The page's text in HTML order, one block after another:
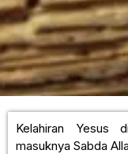
Kelahiran Yesus
masuknya Sabda